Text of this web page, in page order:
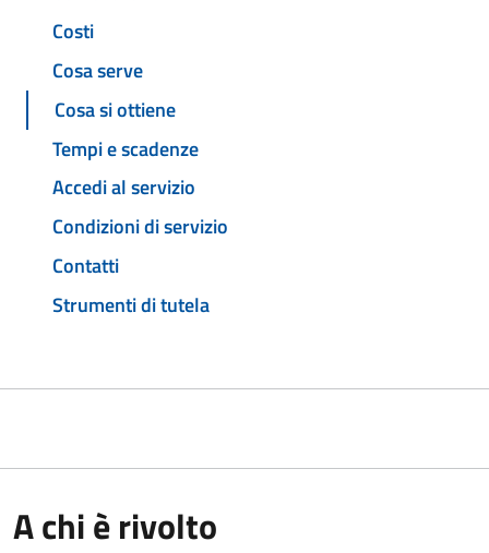
Costi
Cosa serve
Cosa si ottiene
Tempi e scadenze
Accedi al servizio
Condizioni di servizio
Contatti
Strumenti di tutela
A chi è rivolto